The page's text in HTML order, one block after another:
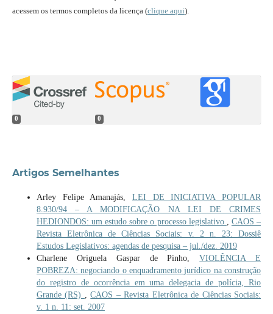
acessem os termos completos da licença (clique aqui).
0 0
Artigos Semelhantes
Arley Felipe Amanajás, LEI DE INICIATIVA POPULAR
8.930/94 – A MODIFICAÇÃO NA LEI DE CRIMES
HEDIONDOS: um estudo sobre o processo legislativo , CAOS –
Revista Eletrônica de Ciências Sociais: v. 2 n. 23: Dossiê
Estudos Legislativos: agendas de pesquisa – jul./dez. 2019
Charlene Origuela Gaspar de Pinho,VIOLÊNCIA E
POBREZA: negociando o enquadramento jurídico na construção
do registro de ocorrência em uma delegacia de polícia, Rio
Grande (RS) ,CAOS – Revista Eletrônica de Ciências Sociais:
v. 1 n. 11: set. 2007